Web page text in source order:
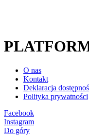
O nas
Kontakt
Deklaracja
Polityka prywatności
Facebook
Instagram
Do góry